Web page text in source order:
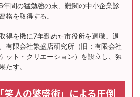
年間の猛勉強の末、難関の中小企業診
格を取得する。
得を機に7年勤めた市役所を退職。退
有限会社繁盛店研究所（旧：有限会社
ット・クリエーション）を設立し、独
たす。
「笑人の繁盛術」による圧倒